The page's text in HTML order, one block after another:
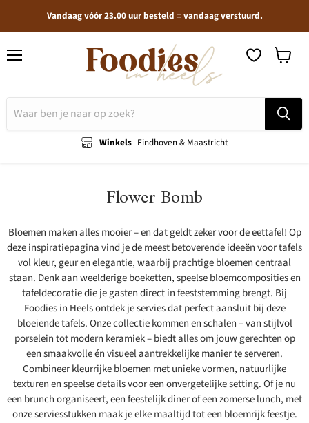
Vandaag vóór 23.00 uur besteld = vandaag verstuurd.
Winkels Eindhoven & Maastricht
Flower Bomb
Bloemen maken alles mooier – en dat geldt zeker voor de eettafel! Op
deze inspiratiepagina vind je de meest betoverende ideeën voor tafels
vol kleur, geur en elegantie, waarbij prachtige bloemen centraal
staan. Denk aan weelderige boeketten, speelse bloemcomposities en
tafeldecoratie die je gasten direct in feeststemming brengt. Bij
Foodies in Heels ontdek je servies dat perfect aansluit bij deze
bloeiende tafels. Onze collectie kommen en schalen – van stijlvol
porselein tot modern keramiek – biedt alles om jouw gerechten op
een smaakvolle én visueel aantrekkelijke manier te serveren.
Combineer kleurrijke bloemen met unieke vormen, natuurlijke
texturen en speelse details voor een onvergetelijke setting. Of je nu
een brunch organiseert, een feestelijk diner of een zomerse lunch, met
onze serviesstukken maak je elke maaltijd tot een bloemrijk feestje.